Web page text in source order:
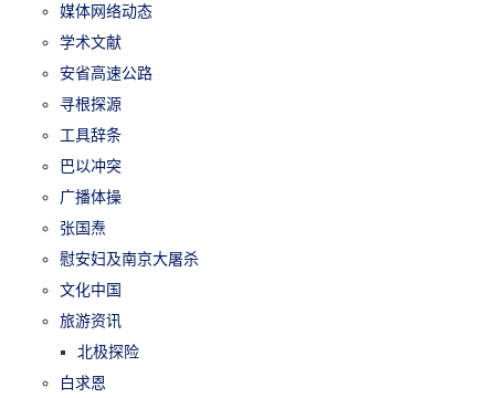
媒体网络动态
学术文献
安省高速公路
寻根探源
工具辞条
巴以冲突
广播体操
张国焘
慰安妇及南京大屠杀
文化中国
旅游资讯
北极探险
白求恩